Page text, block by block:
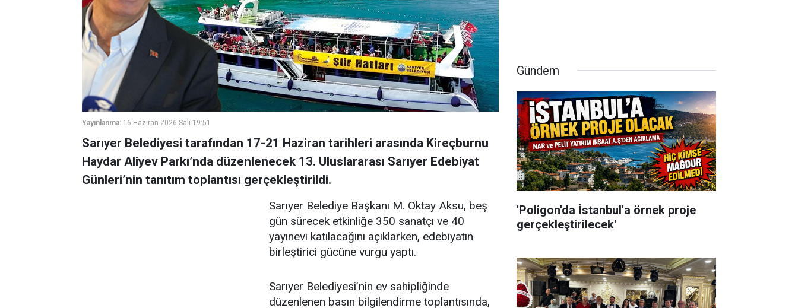
Yayınlanma: 16 Haziran 2026 Salı 19:51
Sarıyer Belediyesi tarafından 17-21 Haziran tarihleri arasında Kireçburnu
Haydar Aliyev Parkı’nda düzenlenecek 13. Uluslararası Sarıyer Edebiyat
Günleri’nin tanıtım toplantısı gerçekleştirildi.
Sarıyer Belediye Başkanı M. Oktay Aksu, beş
gün sürecek etkinliğe 350 sanatçı ve 40
yayınevi katılacağını açıklarken, edebiyatın
birleştirici gücüne vurgu yaptı.
Sarıyer Belediyesi’nin ev sahipliğinde
düzenlenen basın bilgilendirme toplantısında,
Gündem
'Poligon'da İstanbul'a örnek proje
gerçekleştirilecek'